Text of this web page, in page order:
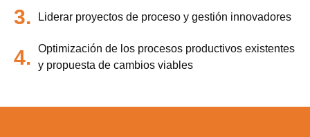
3. Liderar proyectos de proceso y gestión innovadores
4.
Optimización de los procesos productivos existentes
y propuesta de cambios viables